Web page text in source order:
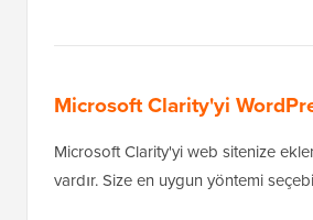
Microsoft Clarity'yi
Microsoft Clarity'yi web sitenize
vardır. Size en uygun yöntemi